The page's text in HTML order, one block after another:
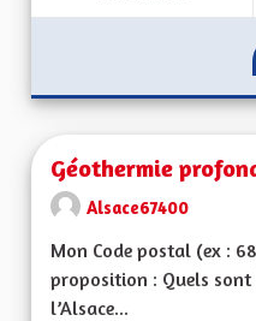
Géothermie
Alsace67400
Mon Code postal (ex :
proposition : Quels
l’Alsace...